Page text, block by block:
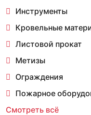
Инструменты
Кровельные
Листовой прокат
Метизы
Ограждения
Пожарное
Смотреть всё